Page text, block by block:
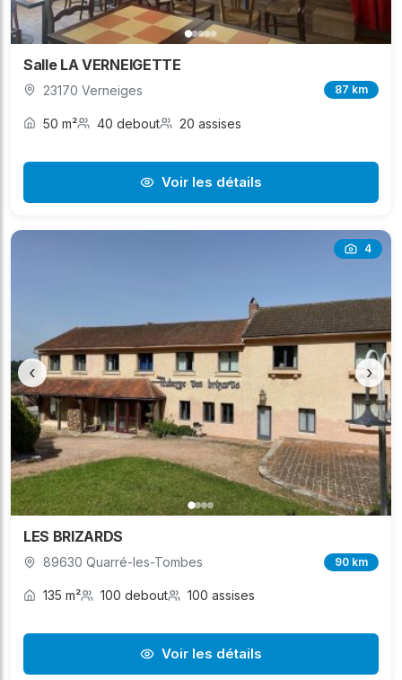
Salle LA VERNEIGETTE
23170 Verneiges 87 km
50 m² 40 debout 20 assises
Voir les détails
4
‹ ›
LES BRIZARDS
89630 Quarré-les-Tombes 90 km
135 m² 100 debout 100 assises
Voir les détails